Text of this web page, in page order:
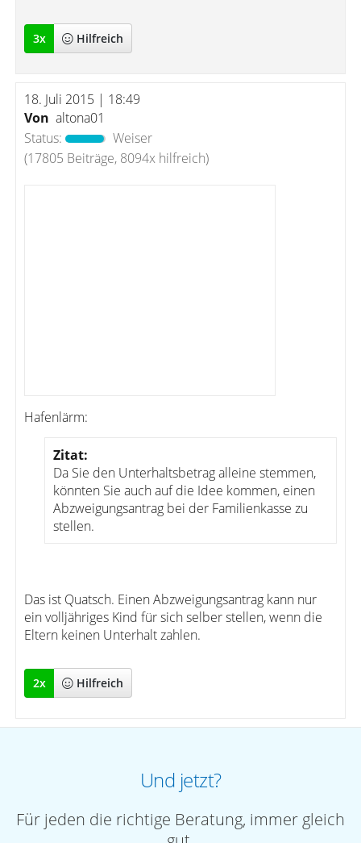
3x Hilfreich
18. Juli 2015 | 18:49
Von altona01
Status:
Weiser
(17805 Beiträge, 8094x hilfreich)
Hafenlärm:
Zitat:
Da Sie den Unterhaltsbetrag alleine stemmen,
könnten Sie auch auf die Idee kommen, einen
Abzweigungsantrag bei der Familienkasse zu
stellen.
Das ist Quatsch. Einen Abzweigungsantrag kann nur
ein volljähriges Kind für sich selber stellen, wenn die
Eltern keinen Unterhalt zahlen.
2x Hilfreich
Und jetzt?
Für jeden die richtige Beratung, immer gleich